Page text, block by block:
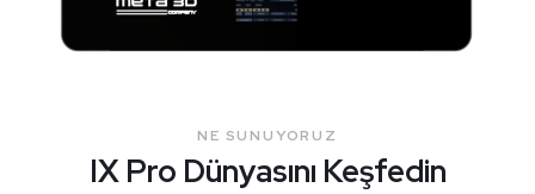
NE SUNUYORUZ
IX Pro Dünyasını Keşfedin